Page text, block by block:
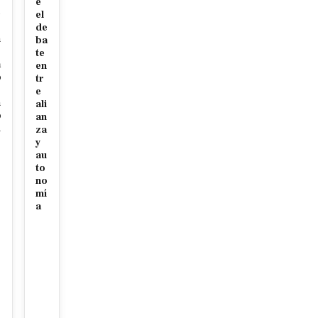
el
de
ba
te
en
tr
e
ali
an
za
y
au
to
no
mí
a